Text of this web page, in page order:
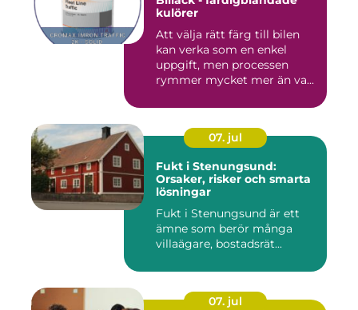
kulörer
Att välja rätt färg till bilen
kan verka som en enkel
uppgift, men processen
rymmer mycket mer än va...
07. jul
Fukt i Stenungsund:
Orsaker, risker och smarta
lösningar
Fukt i Stenungsund är ett
ämne som berör många
villaägare, bostadsrät...
07. jul